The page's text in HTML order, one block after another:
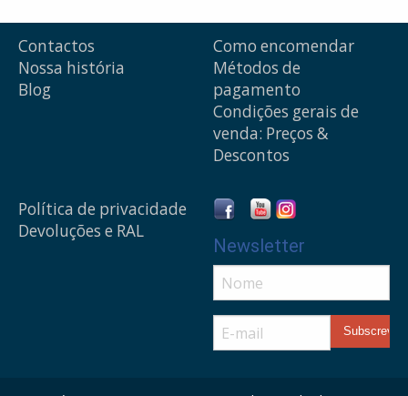
Contactos
Nossa história
Blog
Como encomendar
Métodos de
pagamento
Condições gerais de
venda: Preços &
Descontos
Política de privacidade
Devoluções e RAL
Newsletter